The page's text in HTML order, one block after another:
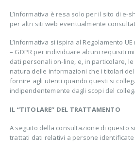
L’informativa è resa solo per il sito di e-
per altri siti web eventualmente
L’informativa si ispira al Regolamento
– GDPR per individuare alcuni requisiti
dati personali on-line, e, in particolare,
natura delle informazioni che i titolari
fornire agli utenti quando questi si
indipendentemente dagli scopi del
IL “TITOLARE” DEL TRATTAMENTO
A seguito della consultazione di questo
trattati dati relativi a persone